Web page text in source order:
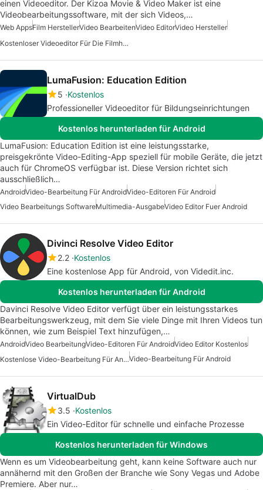
einen Videoeditor. Der Kizoa Movie & Video Maker ist eine
Videobearbeitungssoftware, mit der sich Videos,…
Web AppsFilm HerstellerVideo BearbeitenVideo EditorVideo Hersteller
Kostenloser Videoeditor Für Die Filmherstellung
LumaFusion: Education Edition
5 Kostenlos
Professioneller Videoeditor für Bildungseinrichtungen
Kostenlos herunterladen für Android
LumaFusion: Education Edition ist eine leistungsstarke,
preisgekrönte Video-Editing-App speziell für mobile Geräte, die jetzt
auch für ChromeOS verfügbar ist. Diese Version richtet sich
ausschließlich…
AndroidVideo-Bearbeitung Für AndroidVideo-Editoren Für Android
Video Bearbeitungs SoftwareMultimedia-AusgabeVideo Editor Fuer Android
Divinci Resolve Video Editor
2.2 Kostenlos
Eine kostenlose App für Android, von Videdit.inc.
Kostenlos herunterladen für Android
Davinci Resolve Video Editor verfügt über ein leistungsstarkes
Bearbeitungswerkzeug, mit dem Sie viele Dinge mit Ihren Videos tun
können, wie zum Beispiel Text hinzufügen,…
AndroidVideo BearbeitungVideo-Editoren Für AndroidVideo Editor Kostenlos
Kostenlose Video-Bearbeitung Für AndroidVideo-Bearbeitung Für Android
VirtualDub
3.5 Kostenlos
Ein Video-Editor für schnelle und einfache Prozesse
Kostenlos herunterladen für Windows
Wenn es um Videobearbeitung geht, kann keine Software auch nur
annähernd mit den Großen der Branche wie Sony Vegas und Adobe
Premiere. Aber nur…